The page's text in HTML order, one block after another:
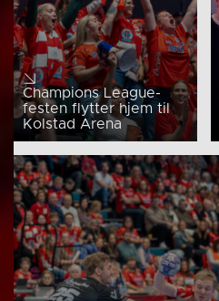
Champions League-
festen flytter hjem til
Kolstad Arena